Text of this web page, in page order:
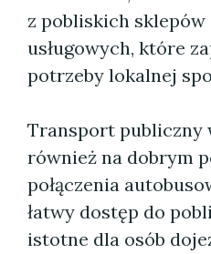
z pobliskich
usługowych, które
potrzeby lokalnej
Transport publiczny
również na dobrym
połączenia
łatwy dostęp do
istotne dla osób